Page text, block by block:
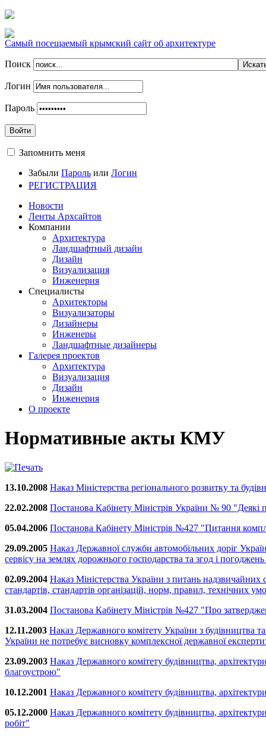
Самый посещаемый крымский сайт об архитектуре
Поиск
Логин
Пароль
Войти
Запомнить меня
Забыли Пароль или Логин
РЕГИСТРАЦИЯ
Новости
Ленты Архсайтов
Компании
Архитектура
Ландшафтный дизайн
Дизайн
Визуализация
Инженерия
Специалисты
Архитекторы
Визуализаторы
Дизайнеры
Инженеры
Ландшафтные дизайнеры
Галерея проектов
Архитектура
Визуализация
Дизайн
Инженерия
О проекте
Нормативные акты КМУ
13.10.2008 Наказ Міністерства регіонального розвитку та
22.02.2008 Постанова Кабінету Міністрів України № 90 "Деякі
05.04.2006 Постанова Кабінету Міністрів №427 "Питання
29.09.2005 Наказ Державної служби автомобільних доріг
сервісу на землях дорожнього господарства та згод і
02.09.2004 Наказ Міністерства України з питань
стандартів, стандартів організацій, норм, правил, технічних
31.03.2004 Постанова Кабінету Міністрів №427 "Про
12.11.2003 Наказ Державного комітету України з будівництва
України не потребує висновку комплексної державної
23.09.2003 Наказ Державного комітету будівництва,
благоустрою"
10.12.2001 Наказ Державного комітету будівництва,
05.12.2000 Наказ Державного комітету будівництва,
робіт"